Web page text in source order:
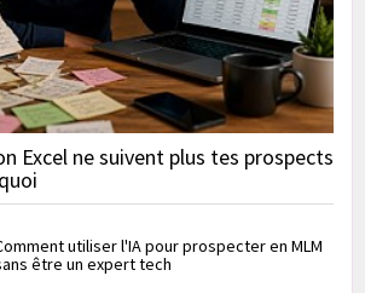
Excel ne suivent plus tes prospects
utiliser l'IA pour prospecter en MLM
être un expert tech